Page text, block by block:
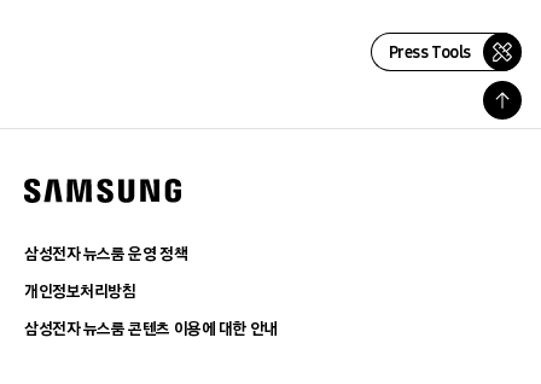
Press Tools
삼성전자 뉴스룸 운영 정책
개인정보처리방침
삼성전자 뉴스룸 콘텐츠 이용에 대한 안내